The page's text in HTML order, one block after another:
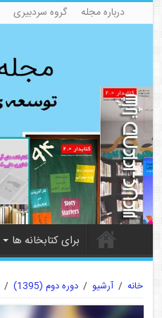
درباره مجله گروه سردبیری
برای کتابخانه ها
خانه / آرشیو / دوره دوم (1395) /